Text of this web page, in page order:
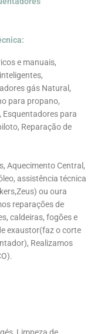
e manuais,
gás Natural,
para propano,
para
Reparação de
Aquecimento Central,
assistência técnica
ou oura
reparações de
caldeiras, fogões e
exaustor(faz o corte
Realizamos